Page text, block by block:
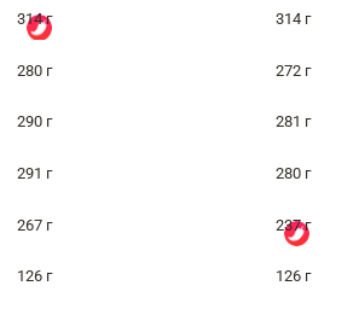
314 г 314 г
280 г 272 г
290 г 281 г
291 г 280 г
267 г 237 г
126 г 126 г